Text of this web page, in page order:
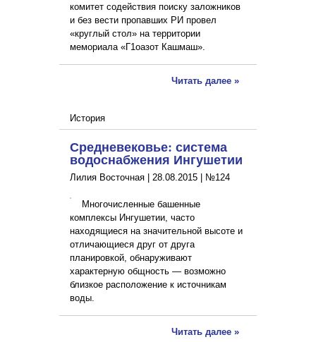
комитет содействия поиску заложников
и без вести пропавших РИ провел
«круглый стол» на территории
мемориала «Г1оазот Кашмаш».
Читать далее »
История
Средневековье: система
водоснабжения Ингушетии
Лилия Восточная | 28.08.2015 №124
Многочисленные башенные
комплексы Ингушетии, часто
находящие­ся на значительной высоте и
отличающиеся друг от друга
планировкой, обнаруживают
характерную общность — возможно
близкое расположение к источникам
воды.
Читать далее »